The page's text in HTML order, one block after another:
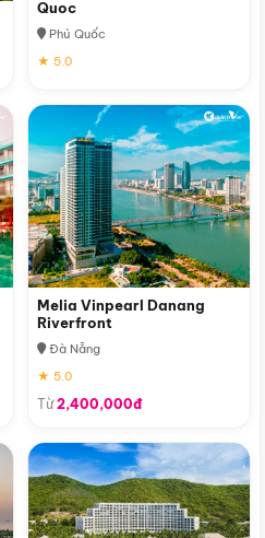
Quoc
Phú Quốc
★ 5.0
Melia Vinpearl Danang
Riverfront
Đà Nẵng
★ 5.0
Từ2,400,000đ